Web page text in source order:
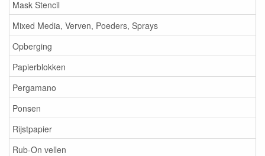
Mask Stencil
Mixed Media, Verven, Poeders, Sprays
Opberging
Papierblokken
Pergamano
Ponsen
Rijstpapier
Rub-On vellen